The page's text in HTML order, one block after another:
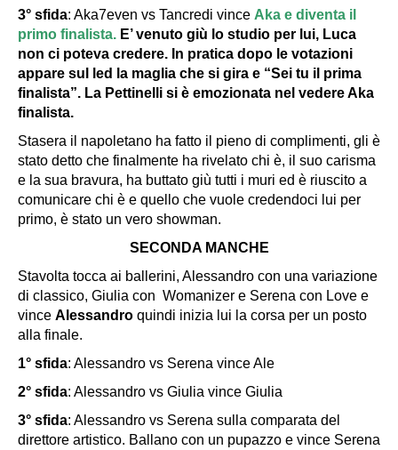
3° sfida: Aka7even vs Tancredi vince Aka e diventa il
primo finalista. E’ venuto giù lo studio per lui, Luca
non ci poteva credere. In pratica dopo le votazioni
appare sul led la maglia che si gira e “Sei tu il prima
finalista”. La Pettinelli si è emozionata nel vedere Aka
finalista.
Stasera il napoletano ha fatto il pieno di complimenti, gli è
stato detto che finalmente ha rivelato chi è, il suo carisma
e la sua bravura, ha buttato giù tutti i muri ed è riuscito a
comunicare chi è e quello che vuole credendoci lui per
primo, è stato un vero showman.
SECONDA MANCHE
Stavolta tocca ai ballerini, Alessandro con una variazione
di classico, Giulia con Womanizer e Serena con Love e
vince Alessandro quindi inizia lui la corsa per un posto
alla finale.
1° sfida: Alessandro vs Serena vince Ale
2° sfida: Alessandro vs Giulia vince Giulia
3° sfida: Alessandro vs Serena sulla comparata del
direttore artistico. Ballano con un pupazzo e vince Serena